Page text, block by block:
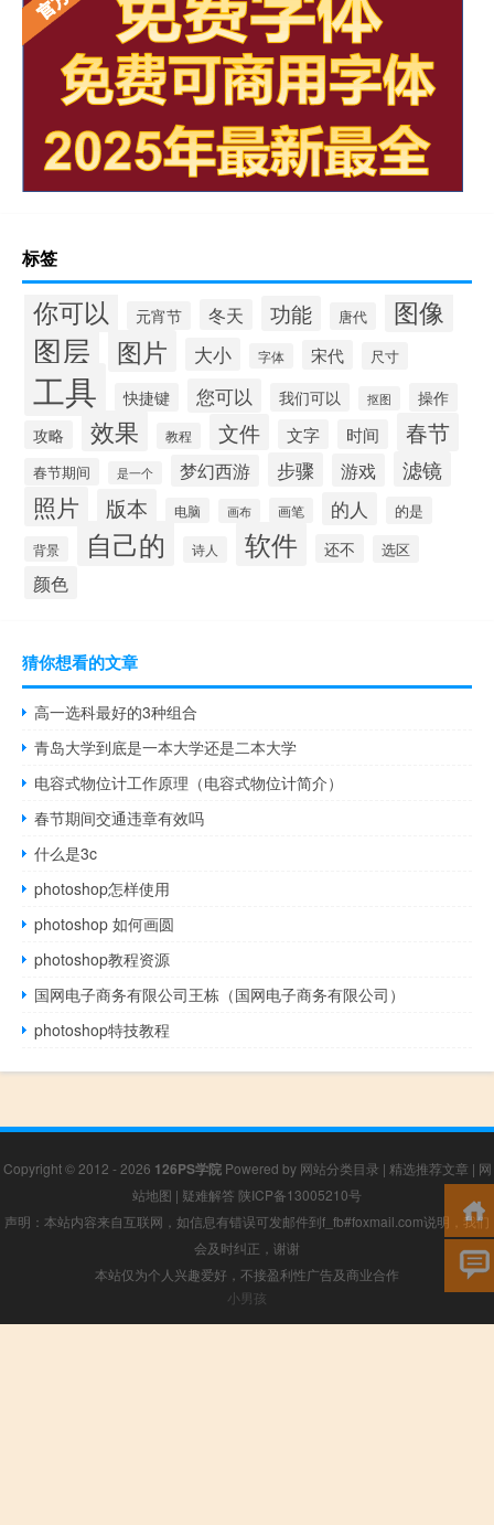
标签
你可以 元宵节 冬天 功能 唐代 图像
图层 图片 大小 字体 宋代 尺寸
工具 快捷键 您可以 我们可以 抠图
操作
攻略
效果 教程 文件 文字 时间 春节
春节期间 是一个 梦幻西游 步骤 游戏 滤镜
照片 版本 电脑 画布 画笔 的人 的是
背景 自己的 诗人 软件 还不 选区
颜色
猜你想看的文章
高一选科最好的3种组合
青岛大学到底是一本大学还是二本大学
电容式物位计工作原理（电容式物位计简介）
春节期间交通违章有效吗
什么是3c
photoshop怎样使用
photoshop 如何画圆
photoshop教程资源
国网电子商务有限公司王栋（国网电子商务有限公司）
photoshop特技教程
Copyright © 2012 - 2026 126PS学院Powered by 网站分类目录 | 精选推荐文章 | 网
站地图 | 疑难解答 陕ICP备13005210号
声明：本站内容来自互联网，如信息有错误可发邮件到f_fb#foxmail.com说明，我们
会及时纠正，谢谢
本站仅为个人兴趣爱好，不接盈利性广告及商业合作
小男孩